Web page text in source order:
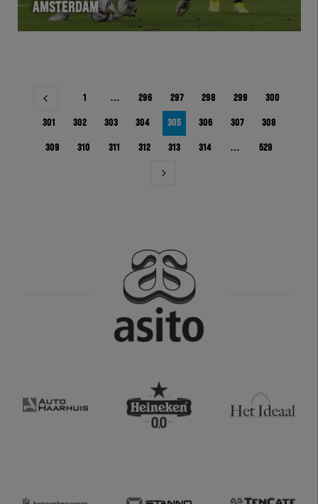
AMSTERDAM
Berichtnavigatie
1 … 296 297 298 299 300
301 302 303 304 305 306 307 308
309 310 311 312 313 314 … 529